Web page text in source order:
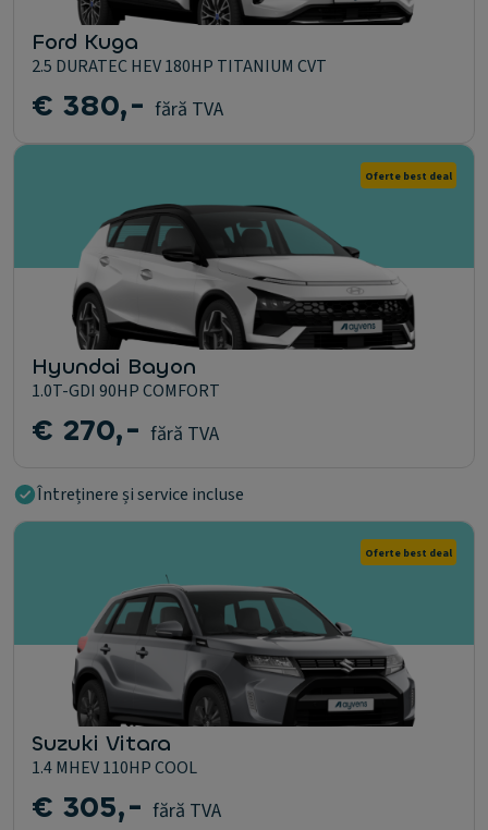
Ford Kuga
2.5 DURATEC HEV 180HP TITANIUM CVT
€ 380,- fără TVA
Oferte best deal
Hyundai Bayon
1.0T-GDI 90HP COMFORT
€ 270,- fără TVA
Întreținere și service incluse
Oferte best deal
Suzuki Vitara
1.4 MHEV 110HP COOL
€ 305,- fără TVA